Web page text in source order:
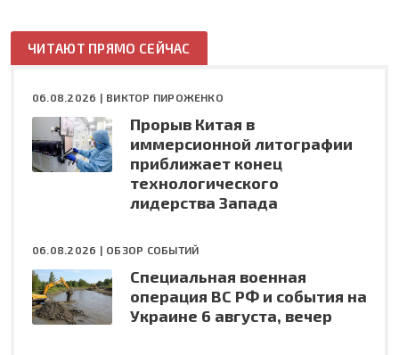
ЧИТАЮТ ПРЯМО СЕЙЧАС
06.08.2026 | ВИКТОР ПИРОЖЕНКО
Прорыв Китая в
иммерсионной литографии
приближает конец
технологического
лидерства Запада
06.08.2026 | ОБЗОР СОБЫТИЙ
Специальная военная
операция ВС РФ и события на
Украине 6 августа, вечер